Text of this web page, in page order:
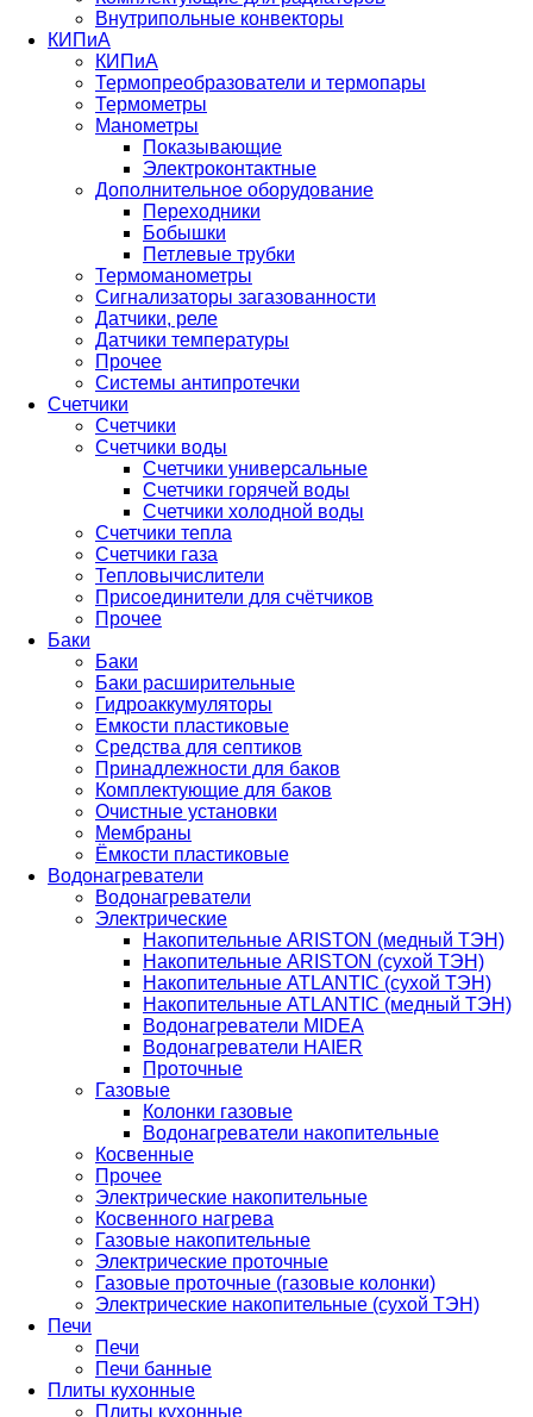
Внутрипольные конвекторы
КИПиА
КИПиА
Термопреобразователи и термопары
Термометры
Манометры
Показывающие
Электроконтактные
Дополнительное оборудование
Переходники
Бобышки
Петлевые трубки
Термоманометры
Сигнализаторы загазованности
Датчики, реле
Датчики температуры
Прочее
Системы антипротечки
Счетчики
Счетчики
Счетчики воды
Счетчики универсальные
Счетчики горячей воды
Счетчики холодной воды
Счетчики тепла
Счетчики газа
Тепловычислители
Присоединители для счётчиков
Прочее
Баки
Баки
Баки расширительные
Гидроаккумуляторы
Емкости пластиковые
Средства для септиков
Принадлежности для баков
Комплектующие для баков
Очистные установки
Мембраны
Ёмкости пластиковые
Водонагреватели
Водонагреватели
Электрические
Накопительные ARISTON (медный ТЭН)
Накопительные ARISTON (сухой ТЭН)
Накопительные ATLANTIC (сухой ТЭН)
Накопительные ATLANTIC (медный ТЭН)
Водонагреватели MIDEA
Водонагреватели HAIER
Проточные
Газовые
Колонки газовые
Водонагреватели накопительные
Косвенные
Прочее
Электрические накопительные
Косвенного нагрева
Газовые накопительные
Электрические проточные
Газовые проточные (газовые колонки)
Электрические накопительные (сухой ТЭН)
Печи
Печи
Печи банные
Плиты кухонные
Плиты кухонные